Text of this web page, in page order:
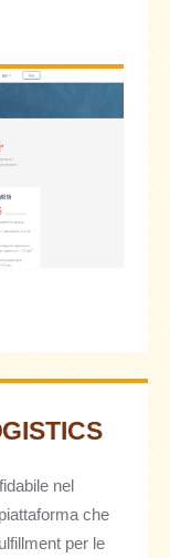
nel
che
per le